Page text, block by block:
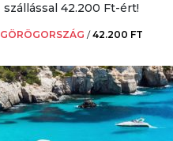
szállással 42.200 Ft-ért!
GÖRÖGORSZÁG /42.200 FT